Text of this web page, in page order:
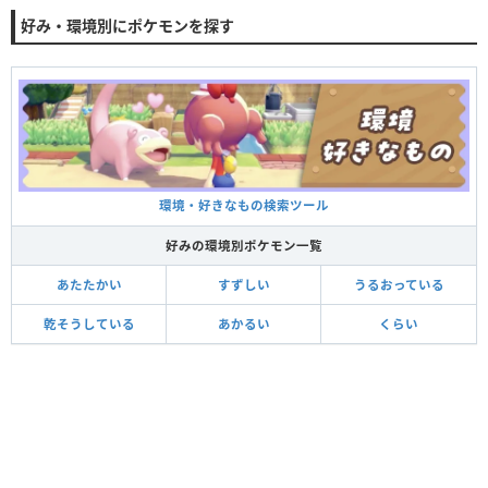
好み・環境別にポケモンを探す
環境・好きなもの検索ツール
好みの環境別ポケモン一覧
あたたかい すずしい うるおっている
乾そうしている あかるい くらい